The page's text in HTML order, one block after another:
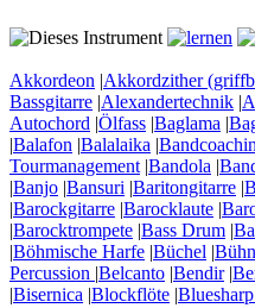
Akkordeon |Akkordzither
Bassgitarre |Alexandertechnik |
Autochord |Ölfass |Baglama |
|Balafon |Balalaika |
Tourmanagement|Bandola |
|Banjo |Bansuri |Baritongitarre |
|Barockgitarre |Barocklaute |
|Barocktrompete |Bass Drum |
|Böhmische Harfe |Büchel |
Percussion |Belcanto |Bendir|
|Bisernica |Blockflöte |Bluesharp